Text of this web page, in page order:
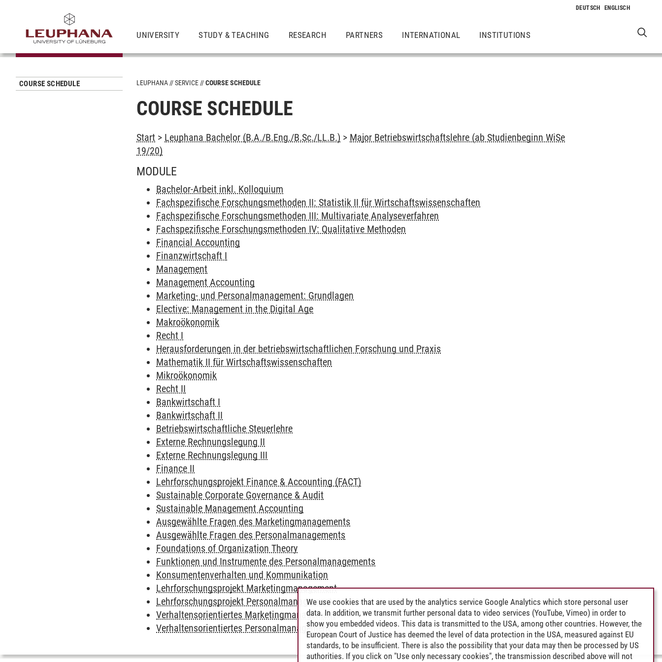
UNIVERSITY STUDY & TEACHING RESEARCH PARTNERS INTERNATIONAL INSTITUTIONS
COURSE SCHEDULE LEUPHANA SERVICE COURSE SCHEDULE
COURSE SCHEDULE
Start > Leuphana Bachelor (B.A./B.Eng./B.Sc./LL.B.) > Major Betriebswirtschaftslehre (ab Studienbeginn WiSe
19/20)
MODULE
Bachelor-Arbeit inkl. Kolloquium
Fachspezifische Forschungsmethoden II: Statistik II für Wirtschaftswissenschaften
Fachspezifische Forschungsmethoden III: Multivariate Analyseverfahren
Fachspezifische Forschungsmethoden IV: Qualitative Methoden
Financial Accounting
Finanzwirtschaft I
Management
Management Accounting
Marketing- und Personalmanagement: Grundlagen
Elective: Management in the Digital Age
Makroökonomik
Recht I
Herausforderungen in der betriebswirtschaftlichen Forschung und Praxis
Mathematik II für Wirtschaftswissenschaften
Mikroökonomik
Recht II
Bankwirtschaft I
Bankwirtschaft II
Betriebswirtschaftliche Steuerlehre
Externe Rechnungslegung II
Externe Rechnungslegung III
Finance II
Lehrforschungsprojekt Finance & Accounting (FACT)
Sustainable Corporate Governance & Audit
Sustainable Management Accounting
Ausgewählte Fragen des Marketingmanagements
Ausgewählte Fragen des Personalmanagements
Foundations of Organization Theory
Funktionen und Instrumente des Personalmanagements
Konsumentenverhalten und Kommunikation
Lehrforschungsprojekt Marketingmanagement
Lehrforschungsprojekt Personalmanagement
Verhaltensorientiertes Marketingmanagement
Verhaltensorientiertes Personalmanagement
We use cookies that are used by the analytics service Google Analytics which store personal user
data. In addition, we transmit further personal data to video services (YouTube, Vimeo) in order to
show you embedded videos. This data is transmitted to the USA, among other countries. However, the
European Court of Justice has deemed the level of data protection in the USA, measured against EU
standards, to be insufficient. There is also the possibility that your data may then be processed by US
authorities. If you click on "Use only necessary cookies", the transmission described above will not